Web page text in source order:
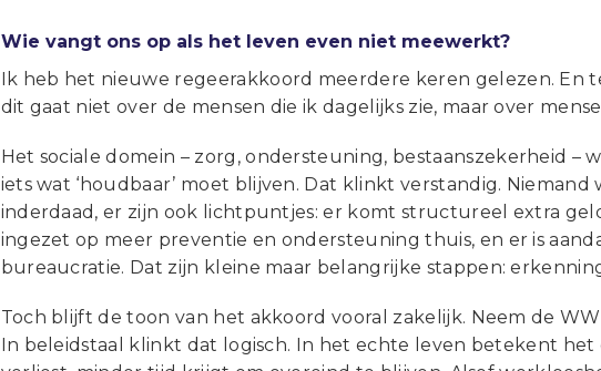
Wie vangt ons op als het leven even niet meewerkt?
Ik heb het nieuwe regeerakkoord meerdere keren gelezen. En
dit gaat niet over de mensen die ik dagelijks zie, maar over
Het sociale domein – zorg, ondersteuning, bestaanszekerheid
iets wat ‘houdbaar’ moet blijven. Dat klinkt verstandig. Niemand
inderdaad, er zijn ook lichtpuntjes: er komt structureel extra
ingezet op meer preventie en ondersteuning thuis, en er is
bureaucratie. Dat zijn kleine maar belangrijke stappen:
Toch blijft de toon van het akkoord vooral zakelijk. Neem de
In beleidstaal klinkt dat logisch. In het echte leven betekent het